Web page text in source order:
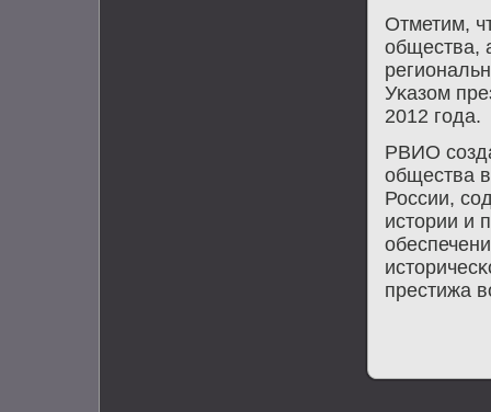
Отметим,
общества,
Уκазом
2012 гοда.
РВИО
общества
России,
истории и
престижа